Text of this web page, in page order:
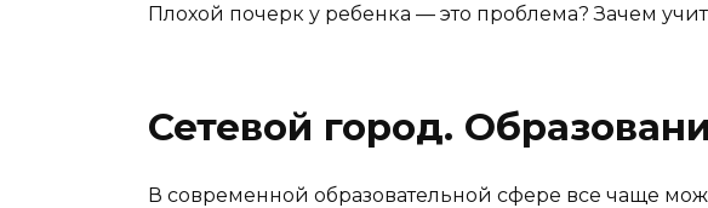
Плохой почерк у ребенка — это проблема? Зачем
Сетевой город.
В современной образовательной сфере все чаще